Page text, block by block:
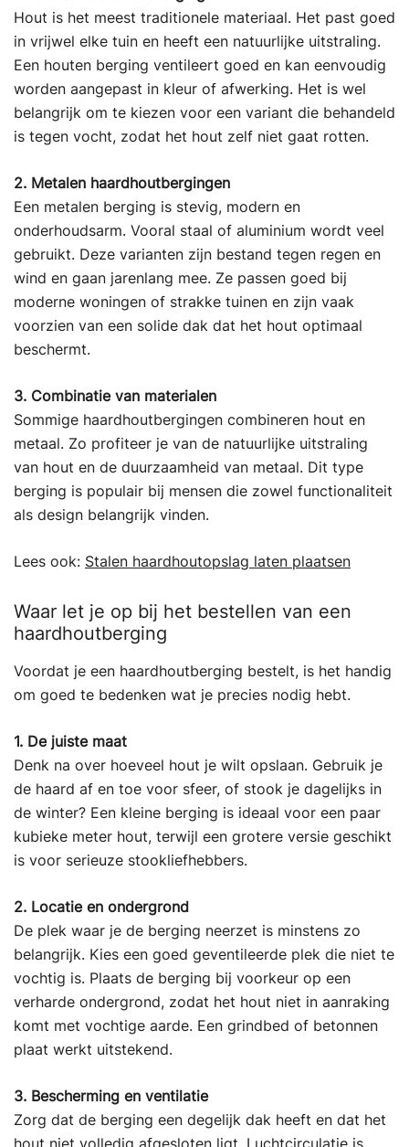
Hout is het meest traditionele materiaal. Het past goed
in vrijwel elke tuin en heeft een natuurlijke uitstraling.
Een houten berging ventileert goed en kan eenvoudig
worden aangepast in kleur of afwerking. Het is wel
belangrijk om te kiezen voor een variant die behandeld
is tegen vocht, zodat het hout zelf niet gaat rotten.
2. Metalen haardhoutbergingen
Een metalen berging is stevig, modern en
onderhoudsarm. Vooral staal of aluminium wordt veel
gebruikt. Deze varianten zijn bestand tegen regen en
wind en gaan jarenlang mee. Ze passen goed bij
moderne woningen of strakke tuinen en zijn vaak
voorzien van een solide dak dat het hout optimaal
beschermt.
3. Combinatie van materialen
Sommige haardhoutbergingen combineren hout en
metaal. Zo profiteer je van de natuurlijke uitstraling
van hout en de duurzaamheid van metaal. Dit type
berging is populair bij mensen die zowel functionaliteit
als design belangrijk vinden.
Lees ook: Stalen haardhoutopslag laten plaatsen
Waar let je op bij het bestellen van een
haardhoutberging
Voordat je een haardhoutberging bestelt, is het handig
om goed te bedenken wat je precies nodig hebt.
1. De juiste maat
Denk na over hoeveel hout je wilt opslaan. Gebruik je
de haard af en toe voor sfeer, of stook je dagelijks in
de winter? Een kleine berging is ideaal voor een paar
kubieke meter hout, terwijl een grotere versie geschikt
is voor serieuze stookliefhebbers.
2. Locatie en ondergrond
De plek waar je de berging neerzet is minstens zo
belangrijk. Kies een goed geventileerde plek die niet te
vochtig is. Plaats de berging bij voorkeur op een
verharde ondergrond, zodat het hout niet in aanraking
komt met vochtige aarde. Een grindbed of betonnen
plaat werkt uitstekend.
3. Bescherming en ventilatie
Zorg dat de berging een degelijk dak heeft en dat het
hout niet volledig afgesloten ligt. Luchtcirculatie is